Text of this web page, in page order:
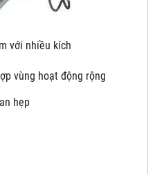
với nhiều kích
đường dẫn
vùng hoạt động rộng
hẹp